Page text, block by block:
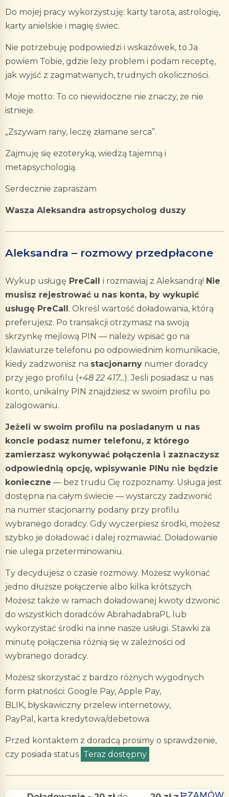
Do mojej pracy wykorzystuję: karty tarota, astrologię,
karty anielskie i magię świec.
Nie potrzebuję podpowiedzi i wskazówek, to Ja
powiem Tobie, gdzie leży problem i podam receptę,
jak wyjść z zagmatwanych, trudnych okoliczności.
Moje motto: To co niewidoczne nie znaczy, że nie
istnieje.
„Zszywam rany, leczę złamane serca”.
Zajmuję się ezoteryką, wiedzą tajemną i
metapsychologią.
Serdecznie zapraszam
Wasza Aleksandra astropsycholog duszy
Aleksandra – rozmowy przedpłacone
Wykup usługę PreCall i rozmawiaj z Aleksandrą! Nie
musisz rejestrować u nas konta, by wykupić
usługę PreCall. Określ wartość doładowania, którą
preferujesz. Po transakcji otrzymasz na swoją
skrzynkę mejlową PIN — należy wpisać go na
klawiaturze telefonu po odpowiednim komunikacie,
kiedy zadzwonisz na stacjonarny numer doradcy
przy jego profilu (+48 22 417...). Jeśli posiadasz u nas
konto, unikalny PIN znajdziesz w swoim profilu po
zalogowaniu.
Jeżeli w swoim profilu na posiadanym u nas
koncie podasz numer telefonu, z którego
zamierzasz wykonywać połączenia i zaznaczysz
odpowiednią opcję, wpisywanie PINu nie będzie
konieczne — bez trudu Cię rozpoznamy. Usługa jest
dostępna na całym świecie — wystarczy zadzwonić
na numer stacjonarny podany przy profilu
wybranego doradcy. Gdy wyczerpiesz środki, możesz
szybko je doładować i dalej rozmawiać. Doładowanie
nie ulega przeterminowaniu.
Ty decydujesz o czasie rozmowy. Możesz wykonać
jedno dłuższe połączenie albo kilka krótszych.
Możesz także w ramach doładowanej kwoty dzwonić
do wszystkich doradców AbrahadabraPL lub
wykorzystać środki na inne nasze usługi. Stawki za
minutę połączenia różnią się w zależności od
wybranego doradcy.
Możesz skorzystać z bardzo różnych wygodnych
form płatności: Google Pay, Apple Pay,
BLIK, błyskawiczny przelew internetowy,
PayPal, karta kredytowa/debetowa.
Przed kontaktem z doradcą prosimy o sprawdzenie,
czy posiada status Teraz dostępny